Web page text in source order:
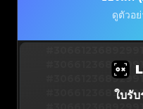
ดูตัวอ
ใบรั